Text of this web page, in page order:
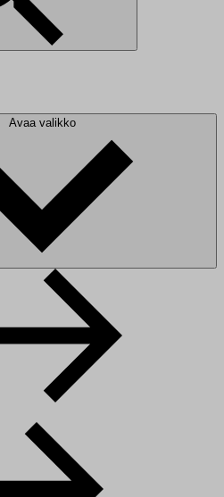
Avaa valikko